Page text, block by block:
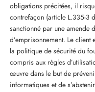
obligations précitées, il
contrefaçon (article L.335-3
sanctionné par une amende
d’emprisonnement. Le
la politique de sécurité du
compris aux règles
œuvre dans le but de
informatiques et de